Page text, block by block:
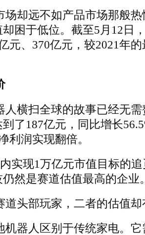
场却远不如产品市场那般
困于低位。截至5月12日
元、370亿元，较2021年
人横扫全球的故事已经无
了187亿元，同比增长
利润实现翻倍。
实现1万亿元市值目标的
然是赛道估值最高的企业
道头部玩家，二者的估值
机器人区别于传统家电。